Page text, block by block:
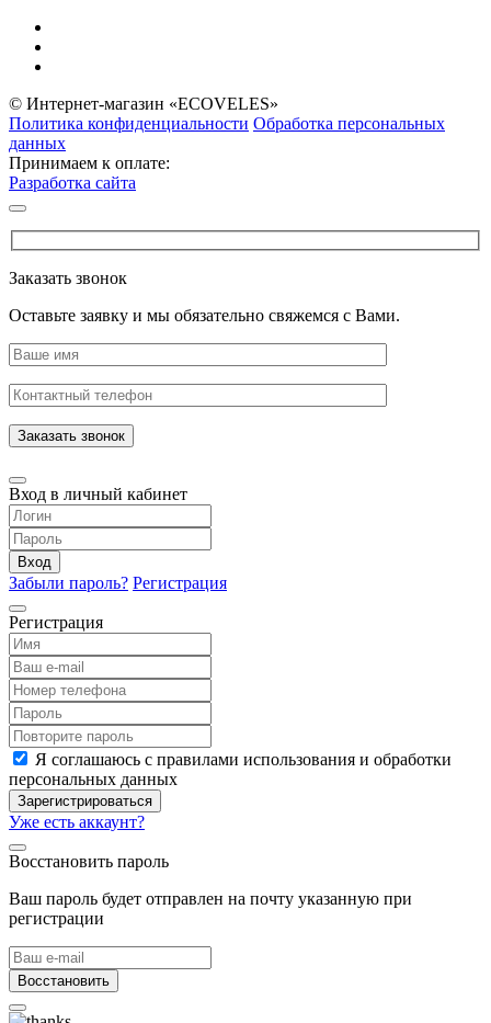
© Интернет-магазин «ECOVELES»
Политика конфиденциальности Обработка персональных
данных
Принимаем к оплате:
Разработка сайта
Заказать звонок
Оставьте заявку и мы обязательно свяжемся с Вами.
Заказать звонок
Вход в личный кабинет
Вход
Забыли пароль? Регистрация
Регистрация
Я соглашаюсь с правилами использования и обработки
персональных данных
Зарегистрироваться
Уже есть аккаунт?
Восстановить пароль
Ваш пароль будет отправлен на почту указанную при
регистрации
Восстановить